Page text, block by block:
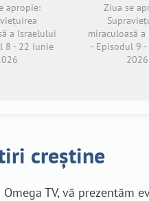
apropie:
a Israelului
8 - 22 iunie
Ziua se
miraculoasă
- Episodul 9
2026
creștine
TV, vă